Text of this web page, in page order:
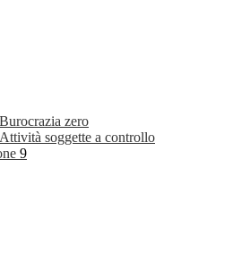
Burocrazia zero
Attività soggette a controllo
9